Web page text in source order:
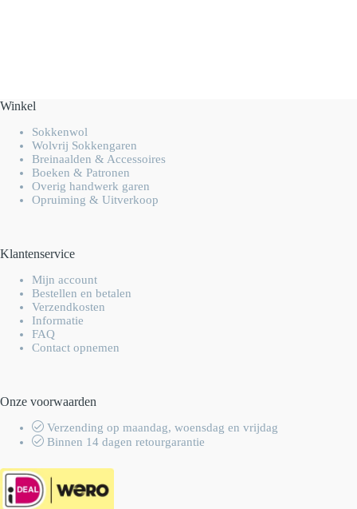
Winkel
Sokkenwol
Wolvrij Sokkengaren
Breinaalden & Accessoires
Boeken & Patronen
Overig handwerk garen
Opruiming & Uitverkoop
Klantenservice
Mijn account
Bestellen en betalen
Verzendkosten
Informatie
FAQ
Contact opnemen
Onze voorwaarden
Verzending op maandag, woensdag en vrijdag
Binnen 14 dagen retourgarantie